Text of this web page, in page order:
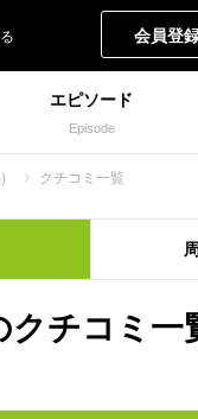
会員登
エピソード
Episode
クチコミ一覧
クチコミ一